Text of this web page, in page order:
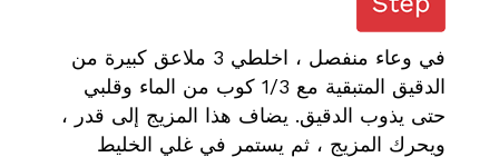
في وعاء منفصل ، اخلطي 3 ملاعق كبيرة من
الدقيق المتبقية مع 1/3 كوب من الماء وقلبي
حتى يذوب الدقيق. يضاف هذا المزيج إلى قدر ،
ويحرك المزيج ، ثم يستمر في غلي الخليط